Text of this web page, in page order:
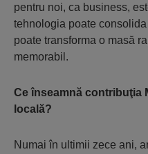
pentru noi, ca business,
tehnologia poate
poate transforma o masă
memorabil.
Ce înseamnă contribuţia
locală?
Numai în ultimii zece ani,